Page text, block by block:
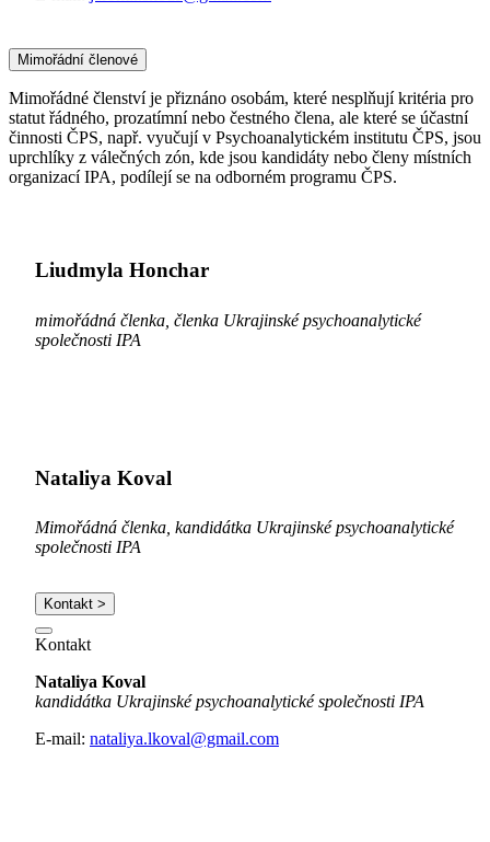
Mimořádní členové
Mimořádné členství je přiznáno osobám, které nesplňují kritéria pro
statut řádného, prozatímní nebo čestného člena, ale které se účastní
činnosti ČPS, např. vyučují v Psychoanalytickém institutu ČPS, jsou
uprchlíky z válečných zón, kde jsou kandidáty nebo členy místních
organizací IPA, podílejí se na odborném programu ČPS.
Liudmyla Honchar
mimořádná členka, členka Ukrajinské psychoanalytické
společnosti IPA
Nataliya Koval
Mimořádná členka, kandidátka Ukrajinské psychoanalytické
společnosti IPA
Kontakt >
Kontakt
Nataliya Koval
kandidátka Ukrajinské psychoanalytické společnosti IPA
E-mail: nataliya.lkoval@gmail.com